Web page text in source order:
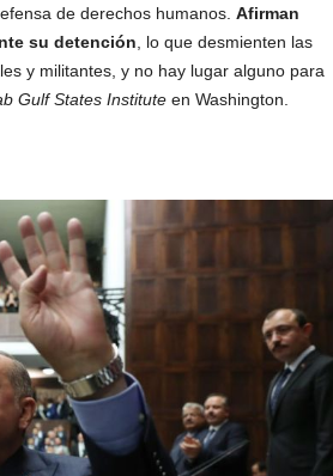
de derechos humanos. Afirman
su detención , lo que desmienten las
y militantes, y no hay lugar alguno para
Gulf States Institute en Washington.